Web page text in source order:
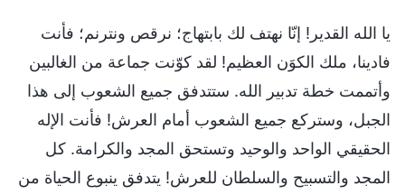
يا الله القدير! إنّا نهتف لك بابتهاج؛ نرقص ونترنم؛ فأنت
فادينا، ملك الكوَن العظيم! لقد كوّنت جماعة من الغالبين
وأتممت خطة تدبير الله. ستتدفق جميع الشعوب إلى هذا
الجبل، وستركع جميع الشعوب أمام العرش! فأنت الإله
الحقيقي الواحد والوحيد وتستحق المجد والكرامة. كل
المجد والتسبيح والسلطان للعرش! يتدفق ينبوع الحياة من